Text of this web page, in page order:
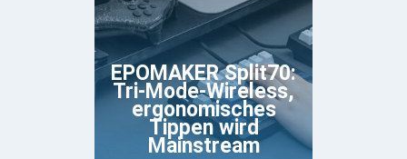
EPOMAKER Split70:
Tri-Mode-Wireless,
ergonomisches
Tippen wird
Mainstream